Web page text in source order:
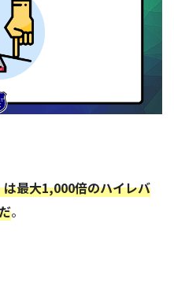
最大1,000倍のハイレバ
。